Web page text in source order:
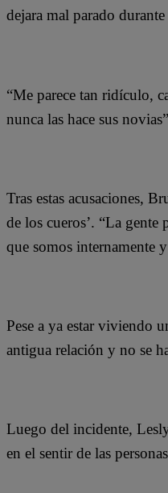
dejara mal parado
“Me parece tan ridículo,
nunca las hace sus
Tras estas acusaciones,
de los cueros’. “La gente
que somos internamente
Pese a ya estar viviendo
antigua relación y no se
Luego del incidente,
en el sentir de las